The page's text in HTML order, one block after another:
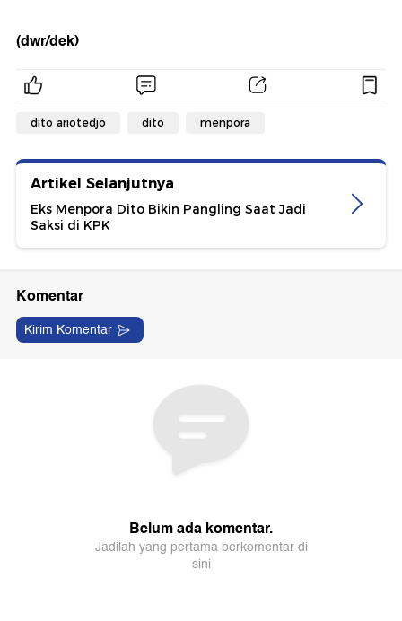
(dwr/dek)
dito ariotedjo dito menpora
Artikel Selanjutnya
Eks Menpora Dito Bikin Pangling Saat Jadi
Saksi di KPK